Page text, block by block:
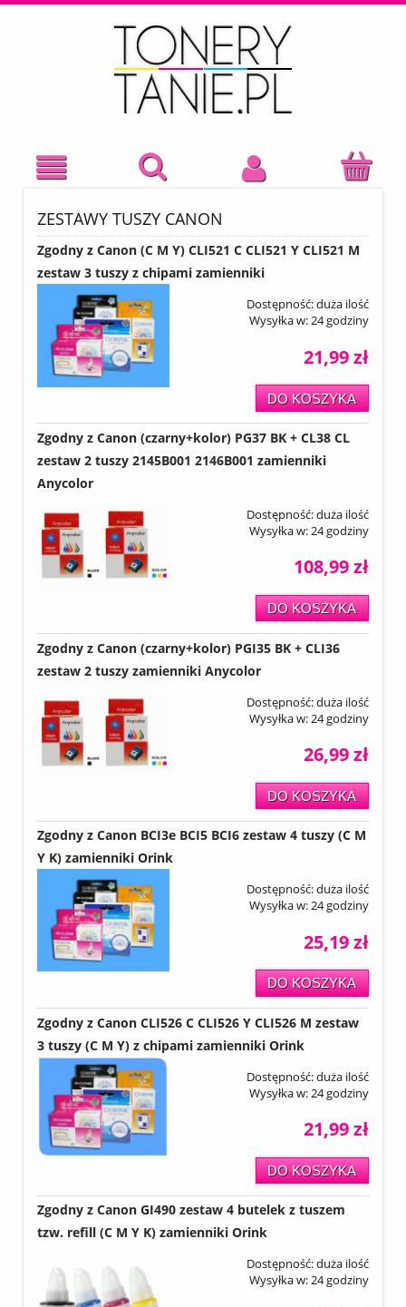
ZESTAWY TUSZY CANON
Zgodny z Canon (C M Y) CLI521 C CLI521 Y CLI521 M
zestaw 3 tuszy z chipami zamienniki
Dostępność:duża ilość
Wysyłka w:24 godziny
21,99 zł
DO KOSZYKA
Zgodny z Canon (czarny+kolor) PG37 BK + CL38 CL
zestaw 2 tuszy 2145B001 2146B001 zamienniki
Anycolor
Dostępność:duża ilość
Wysyłka w:24 godziny
108,99 zł
DO KOSZYKA
Zgodny z Canon (czarny+kolor) PGI35 BK + CLI36
zestaw 2 tuszy zamienniki Anycolor
Dostępność:duża ilość
Wysyłka w: 24 godziny
26,99 zł
DO KOSZYKA
Zgodny z Canon BCI3e BCI5 BCI6 zestaw 4 tuszy (C M
Y K) zamienniki Orink
Dostępność:duża ilość
Wysyłka w:24 godziny
25,19 zł
DO KOSZYKA
Zgodny z Canon CLI526 C CLI526 Y CLI526 M zestaw
3 tuszy (C M Y) z chipami zamienniki Orink
Dostępność:duża ilość
Wysyłka w:24 godziny
21,99 zł
DO KOSZYKA
Zgodny z Canon GI490 zestaw 4 butelek z tuszem
tzw. refill (C M Y K) zamienniki Orink
Dostępność:duża ilość
Wysyłka w:24 godziny